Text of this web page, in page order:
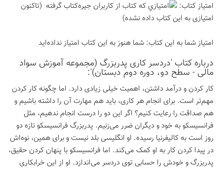
امتیاز كتاب:
(تاكنون
امتیازی به این كتاب داده نشده)
امتیاز شما به این كتاب: شما هنوز به این كتاب امتیاز نداده‌اید
درباره كتاب 'دردسر کاری پدربزرگ (مجموعه آموزش سواد
مالی - سطح دو، دوره دوم دبستان)':
کار کردن و درآمد داشتن، اهمیت خیلی زیادی دارد. اما چگونه کار کردن
مهم‌تر است. برای انجام هر کاری، باید هم مهارت آن را داشته باشیم و
هم صداقت را رعایت کنیم؟ اگر این دو را درست انجام ندهیم، مثل
فرانسیسکو به خود و دیگران ضرر می‌زنیم. پدربزرگ فرانسیسکو تازه دو
روز است به کالیفرنیا رسیده. او انگلیسی بلد نیست و برای همین، نوه‌اش
در پیدا کردن کار به او کمک می‌کند. اما فرانسیسکو با پنهان کردن حقیق،
پدربزرگ و خودش را حسابی توی دردسر می‌اندازد. او از این خرابکاری